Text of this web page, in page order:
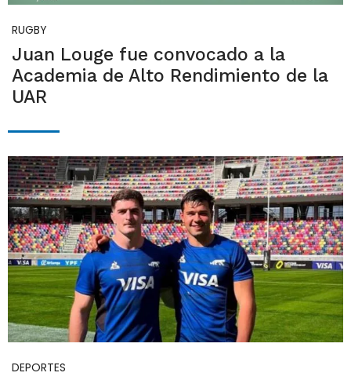
RUGBY
Juan Louge fue convocado a la
Academia de Alto Rendimiento de la
UAR
DEPORTES